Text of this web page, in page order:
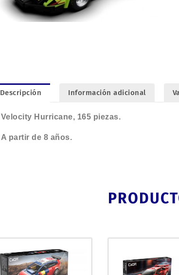
Descripción Información adicional
Velocity Hurricane, 165 piezas.
A partir de 8 años.